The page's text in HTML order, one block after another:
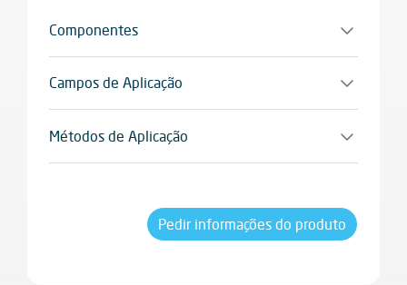
Componentes
Monocomponente
Campos de Aplicação
Indicado para pintura em ciclos de recuperação
desumidificante com rebocos macroporosos.
Adequado para suportes minerais, rebocos
Métodos de Aplicação
Pincel, rolo, nebulização airless a baixa pressão
Pedir informações do produto